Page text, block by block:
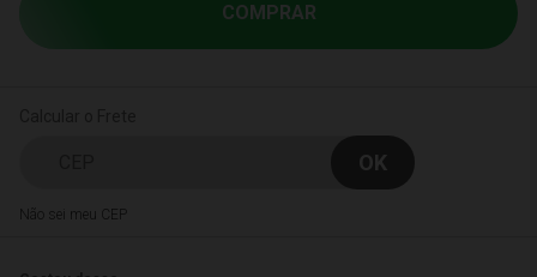
COMPRAR
Não sei meu CEP